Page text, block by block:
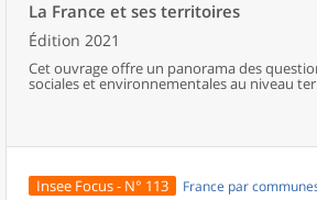
La France et ses territoires
Édition 2021
Cet ouvrage offre un panorama des
sociales et environnementales au niveau
disparités géographiques en France, sur les
population.
Insee Focus - N° 113 France par